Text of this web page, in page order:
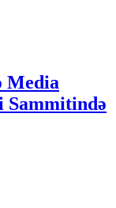
Media
Sammitində